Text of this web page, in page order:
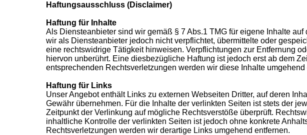
Haftungsausschluss (Disclaimer)
Haftung für Inhalte
Als Diensteanbieter sind wir gemäß § 7 Abs.1 TMG für eigene Inhalte
wir als Diensteanbieter jedoch nicht verpflichtet, übermittelte oder
eine rechtswidrige Tätigkeit hinweisen. Verpflichtungen zur Entfernung
hiervon unberührt. Eine diesbezügliche Haftung ist jedoch erst ab dem
entsprechenden Rechtsverletzungen werden wir diese Inhalte umgehend
Haftung für Links
Unser Angebot enthält Links zu externen Webseiten Dritter, auf deren
Gewähr übernehmen. Für die Inhalte der verlinkten Seiten ist stets der
Zeitpunkt der Verlinkung auf mögliche Rechtsverstöße überprüft.
inhaltliche Kontrolle der verlinkten Seiten ist jedoch ohne konkrete
Rechtsverletzungen werden wir derartige Links umgehend entfernen.